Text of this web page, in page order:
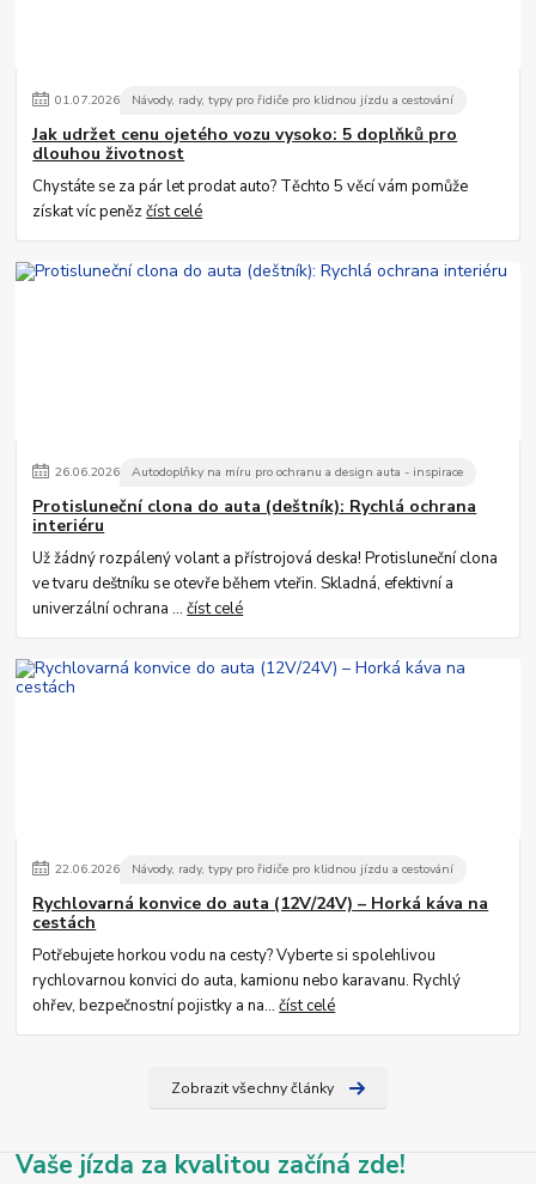
01.07.2026 Návody, rady, typy pro řidiče pro klidnou jízdu a cestování
Jak udržet cenu ojetého vozu vysoko: 5 doplňků pro
dlouhou životnost
Chystáte se za pár let prodat auto? Těchto 5 věcí vám pomůže
získat víc penězčíst celé
26.06.2026 Autodoplňky na míru pro ochranu a design auta - inspirace
Protisluneční clona do auta (deštník): Rychlá ochrana
interiéru
Už žádný rozpálený volant a přístrojová deska! Protisluneční clona
ve tvaru deštníku se otevře během vteřin. Skladná, efektivní a
univerzální ochrana ...číst celé
22.06.2026 Návody, rady, typy pro řidiče pro klidnou jízdu a cestování
Rychlovarná konvice do auta (12V/24V) – Horká káva na
cestách
Potřebujete horkou vodu na cesty? Vyberte si spolehlivou
rychlovarnou konvici do auta, kamionu nebo karavanu. Rychlý
ohřev, bezpečnostní pojistky a na...číst celé
Zobrazit všechny články
Vaše jízda za kvalitou začíná zde!